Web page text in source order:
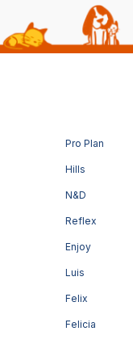
Pro Plan
Hills
N&D
Reflex
Enjoy
Luis
Felix
Felicia